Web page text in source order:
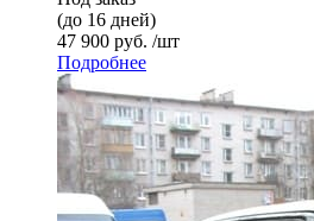
(до 16 дней)
47 900 руб. /шт
Подробнее